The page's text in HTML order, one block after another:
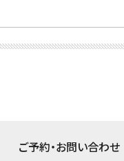
ご予約・お問い合わせ